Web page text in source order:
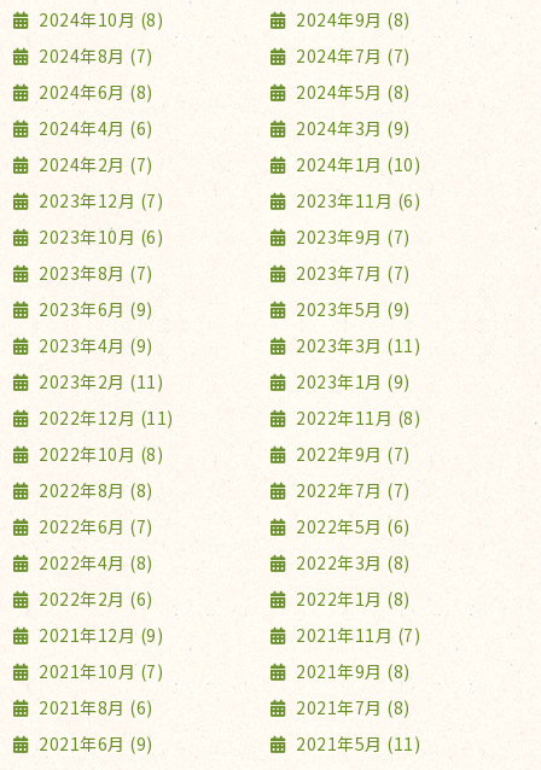
2024年10月 (8)
2024年9月 (8)
2024年8月 (7)
2024年7月 (7)
2024年6月 (8)
2024年5月 (8)
2024年4月 (6)
2024年3月 (9)
2024年2月 (7)
2024年1月 (10)
2023年12月 (7)
2023年11月 (6)
2023年10月 (6)
2023年9月 (7)
2023年8月 (7)
2023年7月 (7)
2023年6月 (9)
2023年5月 (9)
2023年4月 (9)
2023年3月 (11)
2023年2月 (11)
2023年1月 (9)
2022年12月 (11)
2022年11月 (8)
2022年10月 (8)
2022年9月 (7)
2022年8月 (8)
2022年7月 (7)
2022年6月 (7)
2022年5月 (6)
2022年4月 (8)
2022年3月 (8)
2022年2月 (6)
2022年1月 (8)
2021年12月 (9)
2021年11月 (7)
2021年10月 (7)
2021年9月 (8)
2021年8月 (6)
2021年7月 (8)
2021年6月 (9)
2021年5月 (11)